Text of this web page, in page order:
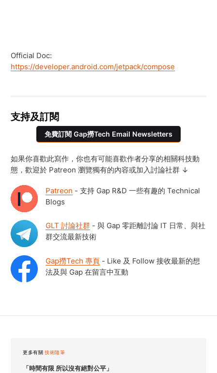
Official Doc:
https://developer.android.com/jetpack/compose
支持及訂閱
免費訂閱 Gap撈Tech Email Newsletters
如果你喜歡此寫作，你也有可能喜歡作者分享的相關科技動
態，歡迎於 Patreon 瀏覽獨有的內容或加入討論社群 ↓
Patreon - 支持 Gap R&D 一些有趣的 Technical
Blogs
GLT 討論社群 - 與 Gap 零距離討論 IT 日常、與社
群交流最新技術
Gap撈Tech 專頁 - Like 及 Follow 接收最新的想
法及與 Gap 在留言中互動
更多有關 技術隨筆
「時間有限 所以沒有絕對公平」